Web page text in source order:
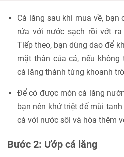
Cá lăng sau khi mua về, bạn
rửa với nước sạch rồi vớt
Tiếp theo, bạn dùng dao để
mặt thân của cá, nếu
cá lăng thành từng khoanh
Để có được món cá lăng
bạn nên khử triệt để mùi
cá với nước sôi và hòa thêm
Bước 2: Ướp cá lăng